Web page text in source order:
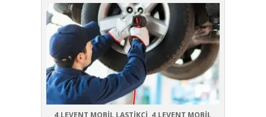
4.LEVENT MOBİL LASTİKÇİ, 4.LEVENT MOBİL